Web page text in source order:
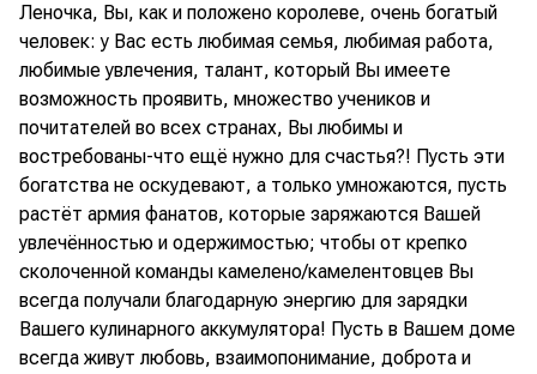
Леночка, Вы, как и положено королеве, очень богатый
человек: у Вас есть любимая семья, любимая работа,
любимые увлечения, талант, который Вы имеете
возможность проявить, множество учеников и
почитателей во всех странах, Вы любимы и
востребованы-что ещё нужно для счастья?! Пусть эти
богатства не оскудевают, а только умножаются, пусть
растёт армия фанатов, которые заряжаются Вашей
увлечённостью и одержимостью; чтобы от крепко
сколоченной команды камелено/камелентовцев Вы
всегда получали благодарную энергию для зарядки
Вашего кулинарного аккумулятора! Пусть в Вашем доме
всегда живут любовь, взаимопонимание, доброта и